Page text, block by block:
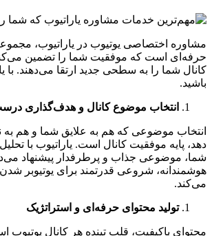
مشاوره اختصاصی یوتیوب در یاراتیوب،
حرفه‌ای است که موفقیت شما را تضمین
کانال شما را به سطحی جدید ارتقا می‌دهند. با
باشید.
انتخاب موضوع کانال و هدف‌گذاری
انتخاب موضوعی که هم به علایق شما و هم به
دهد، پایه موفقیت کانال است. یاراتیوب با
شما، موضوعی جذاب و پرطرفدار پیشنهاد
هوشمندانه، شروعی قدرتمند برای یوتیوبر
می‌کند.
تولید محتوای حرفه‌ای و استراتژیک
محتوای باکیفیت، قلب تپنده هر کانال یوتیوب